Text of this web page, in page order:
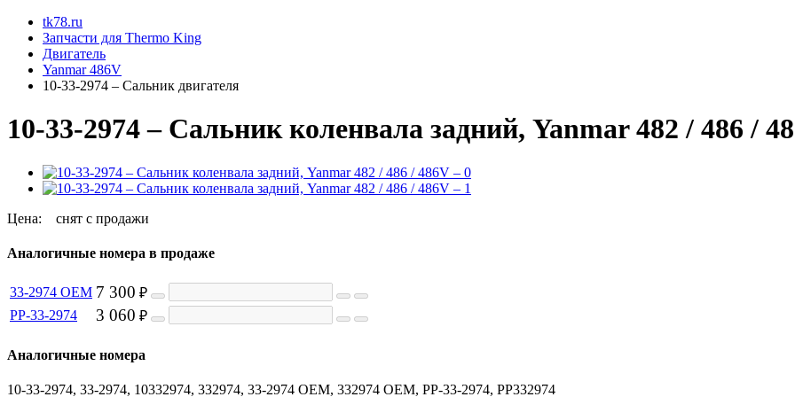
tk78.ru
Запчасти для Thermo King
Двигатель
Yanmar 486V
10-33-2974 – Сальник двигателя
10-33-2974 – Сальник коленвала задний, Yanmar 482 / 486 /
Цена: снят с продажи
Аналогичные номера в продаже
33-2974 OEM 7 300 ₽
PP-33-2974
3 060 ₽
Аналогичные номера
10-33-2974, 33-2974, 10332974, 332974, 33-2974 OEM, 332974 OEM, PP-33-2974, PP332974